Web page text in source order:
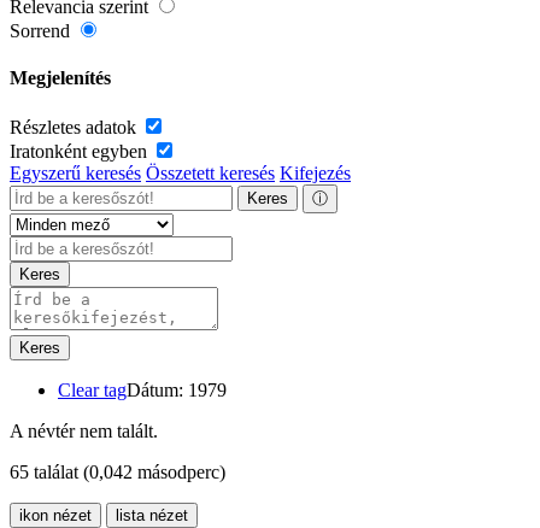
Relevancia szerint
Sorrend
Megjelenítés
Részletes adatok
Iratonként egyben
Egyszerű keresés Összetett keresés Kifejezés
Keres ⓘ
Keres
Keres
Clear tagDátum: 1979
A névtér nem talált.
65 találat (0,042 másodperc)
ikon nézet lista nézet